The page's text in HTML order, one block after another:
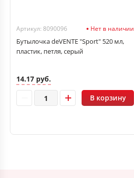
Артикул: 8090096 Нет в наличии
Бутылочка deVENTE "Sport" 520 мл,
пластик, петля, серый
14.17 руб.
В корзину